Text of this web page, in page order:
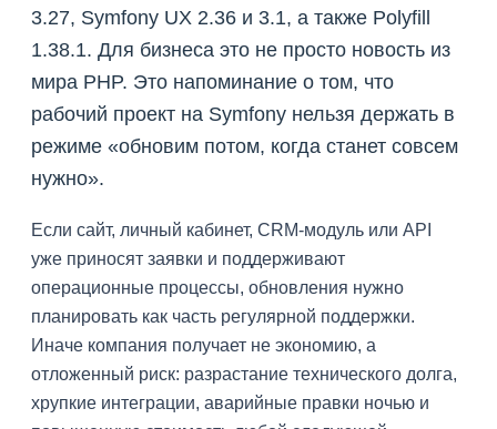
3.27, Symfony UX 2.36 и 3.1, а также Polyfill
1.38.1. Для бизнеса это не просто новость из
мира PHP. Это напоминание о том, что
рабочий проект на Symfony нельзя держать в
режиме «обновим потом, когда станет совсем
нужно».
Если сайт, личный кабинет, CRM-модуль или API
уже приносят заявки и поддерживают
операционные процессы, обновления нужно
планировать как часть регулярной поддержки.
Иначе компания получает не экономию, а
отложенный риск: разрастание технического долга,
хрупкие интеграции, аварийные правки ночью и